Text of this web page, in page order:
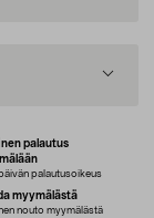
palautus
palautusoikeus
myymälästä
nouto myymälästä